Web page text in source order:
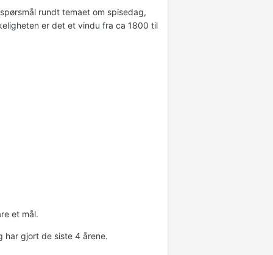
rundt temaet om spisedag,
er det et vindu fra ca 1800 til
et mål.
gjort de siste 4 årene.